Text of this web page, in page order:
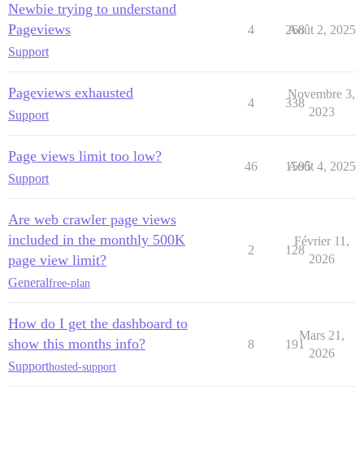
Newbie trying to understand
Pageviews
Support
4 268
Août 2, 2025
Pageviews exhausted
Support
4 338
Novembre 3,
2023
Page views limit too low?
Support
46 1595
Août 4, 2025
Are web crawler page views
included in the monthly 500K
page view limit?
Generalfree-plan
2 128
Février 11,
2026
How do I get the dashboard to
show this months info?
Supporthosted-support
8 191
Mars 21,
2026